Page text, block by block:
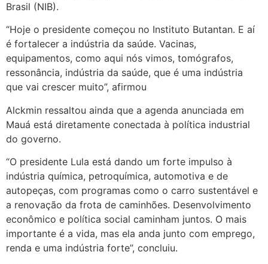
Brasil (NIB).
“Hoje o presidente começou no Instituto Butantan. E aí
é fortalecer a indústria da saúde. Vacinas,
equipamentos, como aqui nós vimos, tomógrafos,
ressonância, indústria da saúde, que é uma indústria
que vai crescer muito”, afirmou
Alckmin ressaltou ainda que a agenda anunciada em
Mauá está diretamente conectada à política industrial
do governo.
“O presidente Lula está dando um forte impulso à
indústria química, petroquímica, automotiva e de
autopeças, com programas como o carro sustentável e
a renovação da frota de caminhões. Desenvolvimento
econômico e política social caminham juntos. O mais
importante é a vida, mas ela anda junto com emprego,
renda e uma indústria forte”, concluiu.